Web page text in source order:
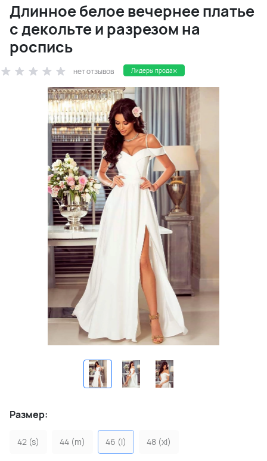
Длинное белое вечернее платье
с декольте и разрезом на
роспись
нет отзывов Лидеры продаж
Размер:
42 (s) 44 (m) 46 (l) 48 (xl)